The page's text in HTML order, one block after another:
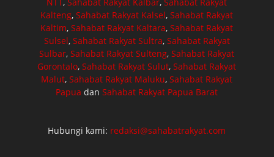
Kalteng,Sahabat Rakyat Kalsel,Sahabat Rakyat
Kaltim,Sahabat Rakyat Kaltara,Sahabat Rakyat
Sulsel, Sahabat Rakyat Sultra, Sahabat Rakyat
Sulbar,Sahabat Rakyat Sulteng,Sahabat Rakyat
Gorontalo,Sahabat Rakyat Sulut,Sahabat Rakyat
Malut,Sahabat Rakyat Maluku,Sahabat Rakyat
Papua danSahabat Rakyat Papua Barat
Hubungi kami: redaksi@sahabatrakyat.com